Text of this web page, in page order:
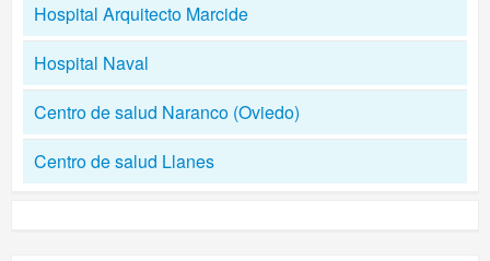
Hospital Arquitecto Marcide
Hospital Naval
Centro de salud Naranco (Oviedo)
Centro de salud Llanes